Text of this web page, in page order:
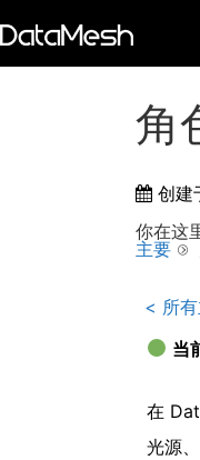
角
创建
你在这
主要
< 所
当
在
光源